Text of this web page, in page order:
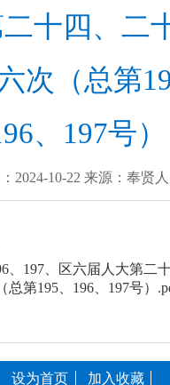
十四、二
次（总第
、197号）
2024-10-22 来源：奉贤
、197、区六届人大第二
总第195、196、197号）
设为首页 加入收藏